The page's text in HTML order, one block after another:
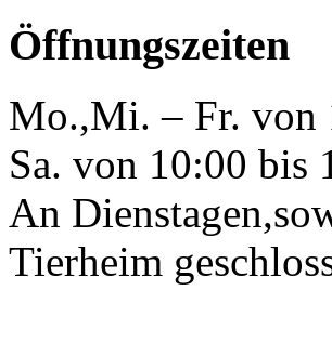
Öffnungszeiten
Mo.,Mi. – Fr. von
Sa. von 10:00 bis
An
Tierheim